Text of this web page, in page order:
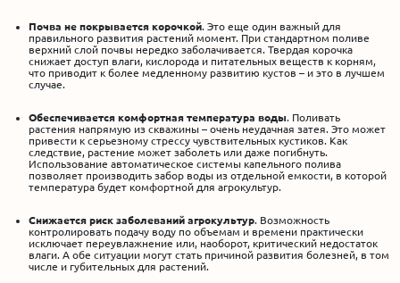
Почва не покрывается корочкой . Это еще один важный для
правильного развития растений момент. При стандартном поливе
верхний слой почвы нередко заболачивается. Твердая корочка
снижает доступ влаги, кислорода и питательных веществ к корням,
что приводит к более медленному развитию кустов – и это в лучшем
случае.
Обеспечивается комфортная температура воды . Поливать
растения напрямую из скважины – очень неудачная затея. Это может
привести к серьезному стрессу чувствительных кустиков. Как
следствие, растение может заболеть или даже погибнуть.
Использование автоматическое системы капельного полива
позволяет производить забор воды из отдельной емкости, в которой
температура будет комфортной для агрокультур.
Снижается риск заболеваний агрокультур . Возможность
контролировать подачу воду по объемам и времени практически
исключает переувлажнение или, наоборот, критический недостаток
влаги. А обе ситуации могут стать причиной развития болезней, в том
числе и губительных для растений.